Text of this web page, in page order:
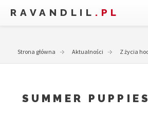
RAVANDLIL .PL
Strona główna Aktualności Z życia
SUMMER PUPPIES